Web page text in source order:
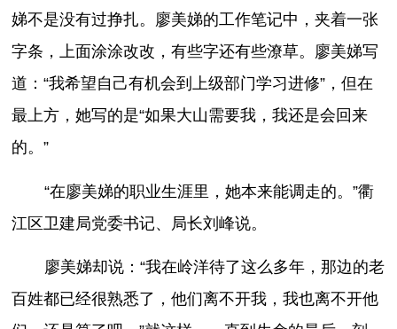
娣不是没有过挣扎。廖美娣的工作笔记中，夹着一张
字条，上面涂涂改改，有些字还有些潦草。廖美娣写
道：“我希望自己有机会到上级部门学习进修”，但在
最上方，她写的是“如果大山需要我，我还是会回来
的。”
“在廖美娣的职业生涯里，她本来能调走的。”衢
江区卫建局党委书记、局长刘峰说。
廖美娣却说：“我在岭洋待了这么多年，那边的老
百姓都已经很熟悉了，他们离不开我，我也离不开他